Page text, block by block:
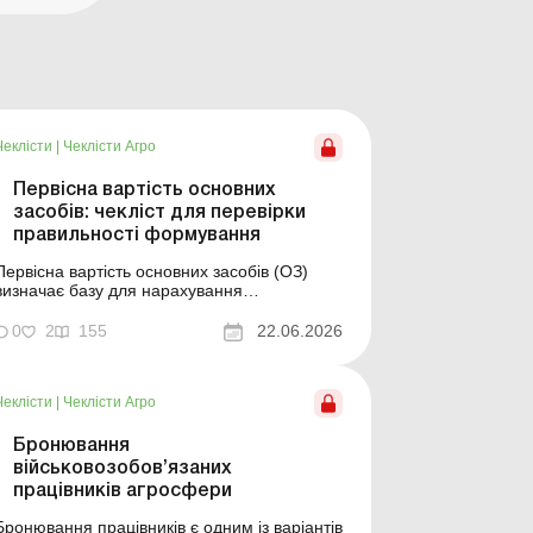
Чеклісти Агро
Первісна вартість основних
засобів: чекліст для перевірки
правильності формування
вартість основних засобів (ОЗ)
базу для нарахування
продажу чи списання об’єкта, а
також впливає на податковий облік. Цей
вартості ОЗ...
0 2 155 22.06.2026
Чеклісти Агро
Бронювання
військовозобов’язаних
працівників агросфери
працівників є одним із варіантів